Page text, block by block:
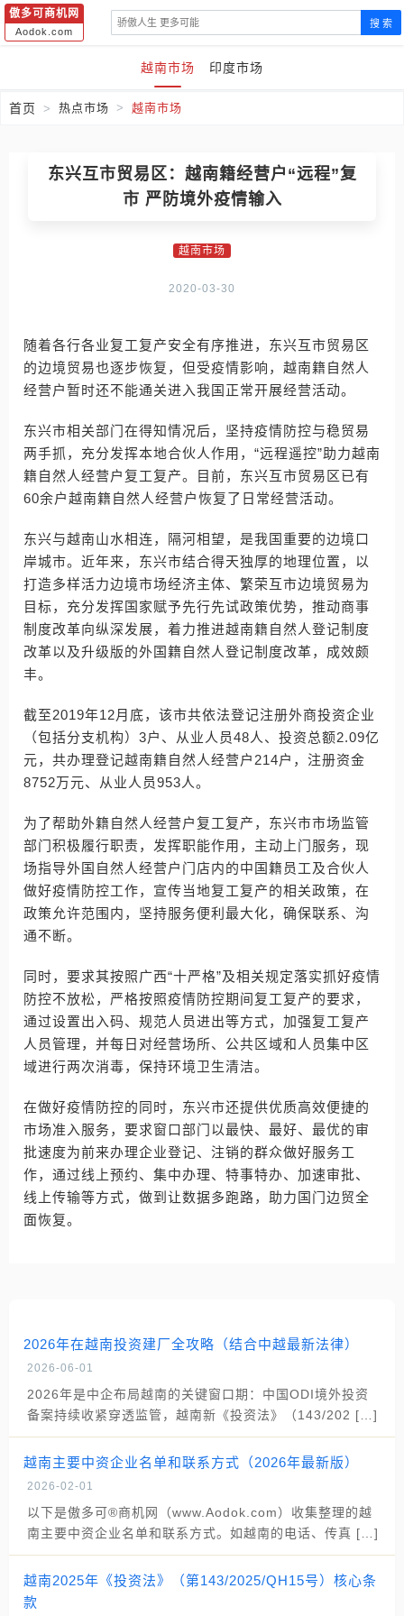
傲多可商机网
Aodok.com
搜 索
越南市场 印度市场
首页 热点市场 越南市场
东兴互市贸易区：越南籍经营户“远程”复
市 严防境外疫情输入
越南市场
2020-03-30
随着各行各业复工复产安全有序推进，东兴互市贸易区
的边境贸易也逐步恢复，但受疫情影响，越南籍自然人
经营户暂时还不能通关进入我国正常开展经营活动。
东兴市相关部门在得知情况后，坚持疫情防控与稳贸易
两手抓，充分发挥本地合伙人作用，“远程遥控”助力越南
籍自然人经营户复工复产。目前，东兴互市贸易区已有
60余户越南籍自然人经营户恢复了日常经营活动。
东兴与越南山水相连，隔河相望，是我国重要的边境口
岸城市。近年来，东兴市结合得天独厚的地理位置，以
打造多样活力边境市场经济主体、繁荣互市边境贸易为
目标，充分发挥国家赋予先行先试政策优势，推动商事
制度改革向纵深发展，着力推进越南籍自然人登记制度
改革以及升级版的外国籍自然人登记制度改革，成效颇
丰。
截至2019年12月底，该市共依法登记注册外商投资企业
（包括分支机构）3户、从业人员48人、投资总额2.09亿
元，共办理登记越南籍自然人经营户214户，注册资金
8752万元、从业人员953人。
为了帮助外籍自然人经营户复工复产，东兴市市场监管
部门积极履行职责，发挥职能作用，主动上门服务，现
场指导外国自然人经营户门店内的中国籍员工及合伙人
做好疫情防控工作，宣传当地复工复产的相关政策，在
政策允许范围内，坚持服务便利最大化，确保联系、沟
通不断。
同时，要求其按照广西“十严格”及相关规定落实抓好疫情
防控不放松，严格按照疫情防控期间复工复产的要求，
通过设置出入码、规范人员进出等方式，加强复工复产
人员管理，并每日对经营场所、公共区域和人员集中区
域进行两次消毒，保持环境卫生清洁。
在做好疫情防控的同时，东兴市还提供优质高效便捷的
市场准入服务，要求窗口部门以最快、最好、最优的审
批速度为前来办理企业登记、注销的群众做好服务工
作，通过线上预约、集中办理、特事特办、加速审批、
线上传输等方式，做到让数据多跑路，助力国门边贸全
面恢复。
2026年在越南投资建厂全攻略（结合中越最新法律）
2026-06-01
2026年是中企布局越南的关键窗口期：中国ODI境外投资
备案持续收紧穿透监管，越南新《投资法》（143/202 […]
越南主要中资企业名单和联系方式（2026年最新版）
2026-02-01
以下是傲多可®商机网（www.Aodok.com）收集整理的越
南主要中资企业名单和联系方式。如越南的电话、传真 […]
越南2025年《投资法》（第143/2025/QH15号）核心条
款